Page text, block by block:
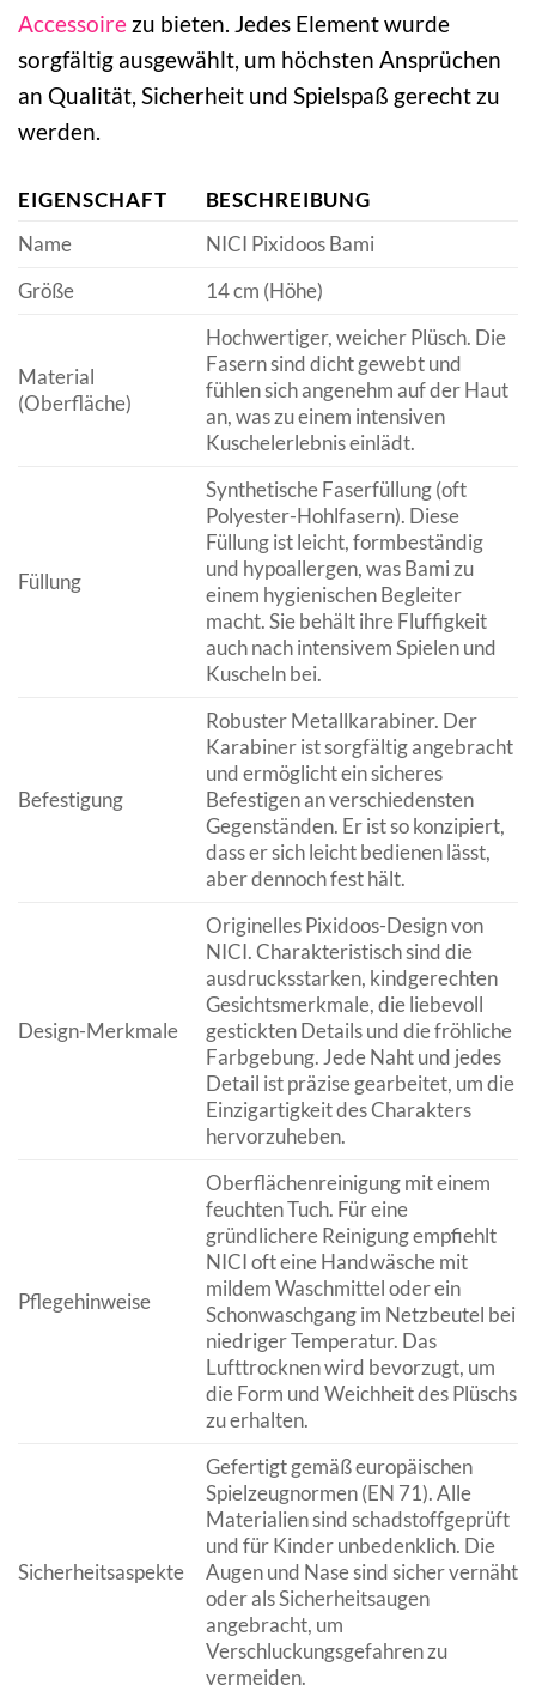
Accessoire zu bieten. Jedes Element wurde
sorgfältig ausgewählt, um höchsten Ansprüchen
an Qualität, Sicherheit und Spielspaß gerecht zu
werden.
EIGENSCHAFT
BESCHREIBUNG
Name
NICI Pixidoos Bami
Größe
14 cm (Höhe)
Material
(Oberfläche)
Hochwertiger, weicher Plüsch. Die
Fasern sind dicht gewebt und
fühlen sich angenehm auf der Haut
an, was zu einem intensiven
Kuschelerlebnis einlädt.
Füllung
Synthetische Faserfüllung (oft
Polyester-Hohlfasern). Diese
Füllung ist leicht, formbeständig
und hypoallergen, was Bami zu
einem hygienischen Begleiter
macht. Sie behält ihre Fluffigkeit
auch nach intensivem Spielen und
Kuscheln bei.
Befestigung
Robuster Metallkarabiner. Der
Karabiner ist sorgfältig angebracht
und ermöglicht ein sicheres
Befestigen an verschiedensten
Gegenständen. Er ist so konzipiert,
dass er sich leicht bedienen lässt,
aber dennoch fest hält.
Design-Merkmale
Originelles Pixidoos-Design von
NICI. Charakteristisch sind die
ausdrucksstarken, kindgerechten
Gesichtsmerkmale, die liebevoll
gestickten Details und die fröhliche
Farbgebung. Jede Naht und jedes
Detail ist präzise gearbeitet, um die
Einzigartigkeit des Charakters
hervorzuheben.
Pflegehinweise
Oberflächenreinigung mit einem
feuchten Tuch. Für eine
gründlichere Reinigung empfiehlt
NICI oft eine Handwäsche mit
mildem Waschmittel oder ein
Schonwaschgang im Netzbeutel bei
niedriger Temperatur. Das
Lufttrocknen wird bevorzugt, um
die Form und Weichheit des Plüschs
zu erhalten.
Sicherheitsaspekte
Gefertigt gemäß europäischen
Spielzeugnormen (EN 71). Alle
Materialien sind schadstoffgeprüft
und für Kinder unbedenklich. Die
Augen und Nase sind sicher vernäht
oder als Sicherheitsaugen
angebracht, um
Verschluckungsgefahren zu
vermeiden.